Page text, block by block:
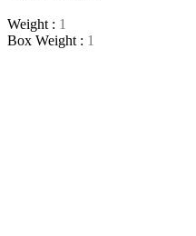
Weight : 1
Box Weight : 1